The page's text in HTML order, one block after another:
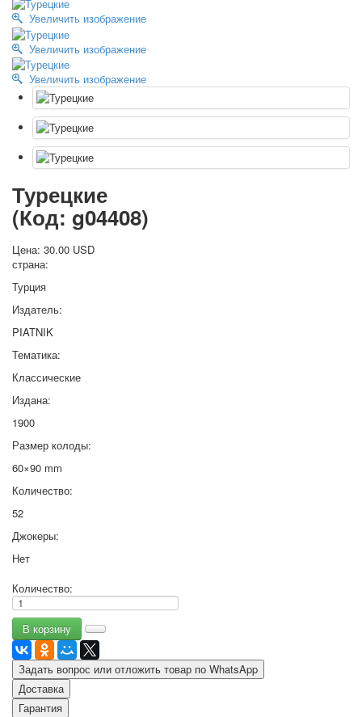
Октябрьская революция
С рождеством
Пасха
9 мая - день победы
Разные пожелания
1 сентября школа
Приглашение
Новости
Новости карточных колод
О сайте
Ссылки
доставка
Избранное
Увеличить изображение
Увеличить изображение
Увеличить изображение
Турецкие
(Код:g04408)
Цена: 30.00 USD
страна:
Турция
Издатель:
PIATNIK
Тематика:
Классические
Издана:
1900
Размер колоды:
60×90 mm
Количество:
52
Джокеры:
Нет
Количество:
Задать вопрос или отложить товар по WhatsApp
Доставка
Гарантия